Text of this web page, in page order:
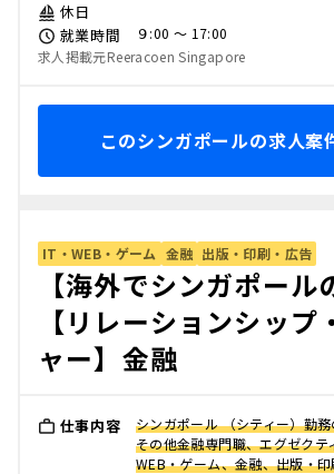
休日
就業時間
９:00 〜 17:00
求人掲載元Reeracoen Singapore
このシンガポールの求人案
IT・WEB・ゲーム 金融 出版・印刷・広告
【海外でシンガポール
【リレーションシップ
ャー】金融
仕事内容
シンガポール （シティー）勤
その他金融専門職、エグゼクテ
WEB・ゲーム、金融、出版・